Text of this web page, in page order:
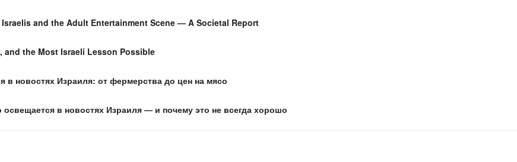
and the Adult Entertainment Scene — A Societal Report
and the Most Israeli Lesson Possible
в новостях Израиля: от фермерства до цен на мясо
освещается в новостях Израиля — и почему это не всегда хорошо